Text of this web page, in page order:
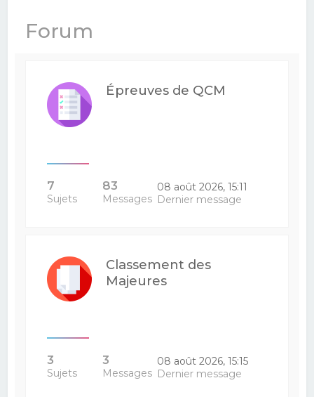
Forum
Épreuves de QCM
7
Sujets
83
Messages
08 août 2026, 15:11
Dernier message
Classement des
Majeures
3
Sujets
3
Messages
08 août 2026, 15:15
Dernier message